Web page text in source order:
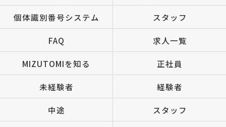
個体識別番号システム スタッフ
FAQ 求人一覧
MIZUTOMIを知る 正社員
未経験者 経験者
中途 スタッフ